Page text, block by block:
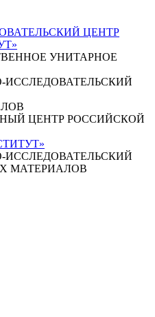
ЦЕНТР
УНИТАРНОЕ
ЦЕНТР РОССИЙСКОЙ
МАТЕРИАЛОВ